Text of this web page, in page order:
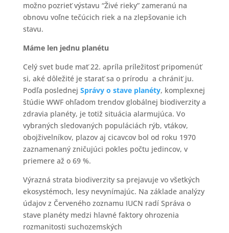
možno pozrieť výstavu “Živé rieky” zameranú na
obnovu voľne tečúcich riek a na zlepšovanie ich
stavu.
Máme len jednu planétu
Celý svet bude mať 22. apríla príležitosť pripomenúť
si, aké dôležité je starať sa o prírodu a chrániť ju.
Podľa poslednej Správy o stave planéty, komplexnej
štúdie WWF ohľadom trendov globálnej biodiverzity a
zdravia planéty, je totiž situácia alarmujúca. Vo
vybraných sledovaných populáciách rýb, vtákov,
obojživelníkov, plazov aj cicavcov bol od roku 1970
zaznamenaný zničujúci pokles počtu jedincov, v
priemere až o 69 %.
Výrazná strata biodiverzity sa prejavuje vo všetkých
ekosystémoch, lesy nevynímajúc. Na základe analýzy
údajov z Červeného zoznamu IUCN radí Správa o
stave planéty medzi hlavné faktory ohrozenia
rozmanitosti suchozemských